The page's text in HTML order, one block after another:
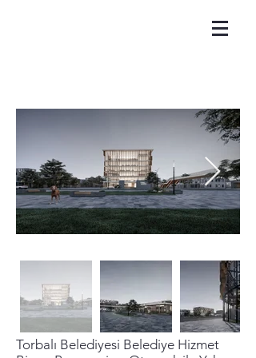
Torbalı Belediyesi Belediye Hizmet